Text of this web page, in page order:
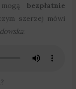
mogąbezpłatnie
szerzej mówi
: